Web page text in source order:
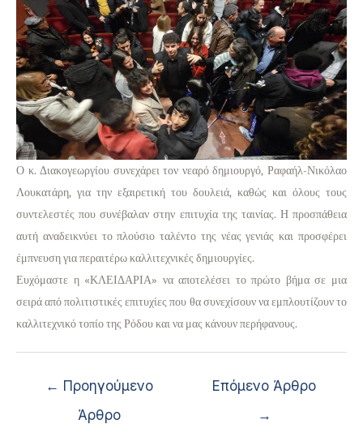
Ο κ. Διακογεωργίου συνεχάρει τον νεαρό δημιουργό, Ραφαήλ-Νικόλαο
Λουκατάρη, για την εξαιρετική του δουλειά, καθώς και όλους τους
συντελεστές που συνέβαλαν στην επιτυχία της ταινίας. Η προσπάθεια
αυτή αναδεικνύει το πλούσιο ταλέντο της νέας γενιάς και προσφέρει
έμπνευση για περαιτέρω καλλιτεχνικές δημιουργίες.
Ευχόμαστε η «ΚΛΕΙΔΑΡΙΑ» να αποτελέσει το πρώτο βήμα σε μια
σειρά από πολιτιστικές επιτυχίες που θα συνεχίσουν να εμπλουτίζουν το
καλλιτεχνικό τοπίο της Ρόδου και να μας κάνουν περήφανους.
← Προηγούμενο
Άρθρο
Επόμενο Άρθρο
→